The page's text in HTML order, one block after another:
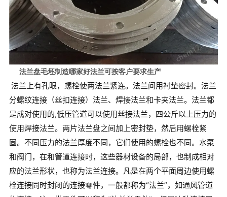
法兰盘毛坯制造哪家好法兰可按客户要求生产
法兰上有孔眼，螺栓使两法兰紧连。法兰间用衬垫密封。法兰
分螺纹连接（丝扣连接）法兰、焊接法兰和卡夹法兰。法兰都
是成对使用的,低压管道可以使用丝接法兰，四公斤以上压力的
使用焊接法兰。两片法兰盘之间加上密封垫，然后用螺栓紧
固。不同压力的法兰厚度不同，它们使用的螺栓也不同。水泵
和阀门，在和管道连接时，这些器材设备的局部，也制成相对
应的法兰形状，也称为法兰连接。凡是在两个平面周边使用螺
栓连接同时封闭的连接零件，一般都称为“法兰”，如通风管道